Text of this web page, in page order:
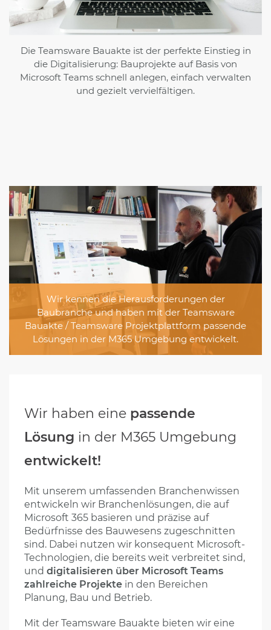
Die Teamsware Bauakte ist der perfekte Einstieg in
die Digitalisierung: Bauprojekte auf Basis von
Microsoft Teams schnell anlegen, einfach verwalten
und gezielt vervielfältigen.
Wir kennen die Herausforderungen der
Baubranche und haben mit der Teamsware
Bauakte / Teamsware Projektplattform passende
Lösungen in der M365 Umgebung entwickelt.
Wir haben eine passende
Lösung in der M365 Umgebung
entwickelt!
Mit unserem umfassenden Branchenwissen
entwickeln wir Branchenlösungen, die auf
Microsoft 365 basieren und präzise auf
Bedürfnisse des Bauwesens zugeschnitten
sind. Dabei nutzen wir konsequent Microsoft-
Technologien, die bereits weit verbreitet sind,
und digitalisieren über Microsoft Teams
zahlreiche Projekte in den Bereichen
Planung, Bau und Betrieb.
Mit der Teamsware Bauakte bieten wir eine